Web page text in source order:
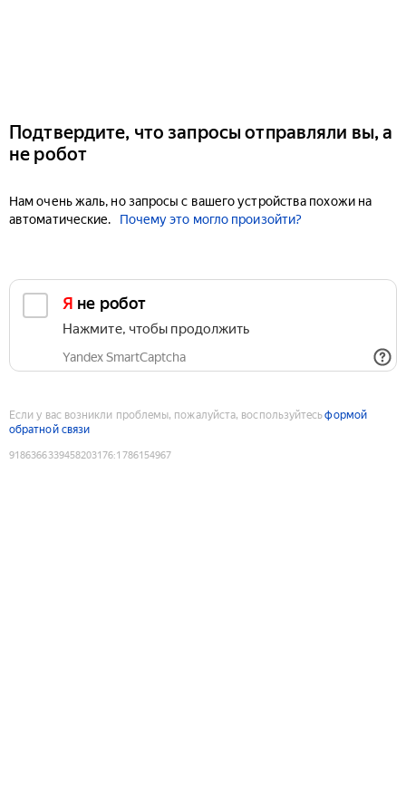
Подтвердите, что запросы отправляли вы, а
не робот
Нам очень жаль, но запросы с вашего устройства похожи на
автоматические.
Почему это могло произойти?
Я не робот
Нажмите, чтобы продолжить
Yandex SmartCaptcha
Если у вас возникли проблемы, пожалуйста, воспользуйтесьформой
обратной связи
9186366339458203176:1786154967